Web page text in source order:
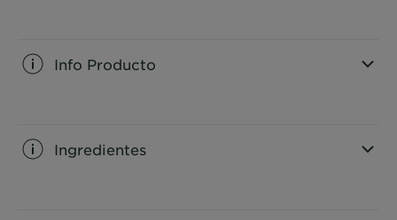
Info Producto
Ingredientes